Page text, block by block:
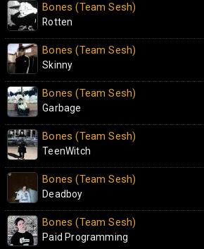
Bones (Team Sesh)
Rotten
Bones (Team Sesh)
Skinny
Bones (Team Sesh)
Garbage
Bones (Team Sesh)
TeenWitch
Bones (Team Sesh)
Deadboy
Bones (Team Sesh)
Paid Programming